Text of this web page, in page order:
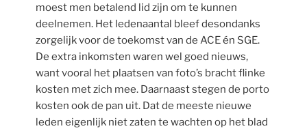
moest men betalend lid zijn om te kunnen
deelnemen. Het ledenaantal bleef desondanks
zorgelijk voor de toekomst van de ACE én SGE.
De extra inkomsten waren wel goed nieuws,
want vooral het plaatsen van foto’s bracht flinke
kosten met zich mee. Daarnaast stegen de porto
kosten ook de pan uit. Dat de meeste nieuwe
leden eigenlijk niet zaten te wachten op het blad